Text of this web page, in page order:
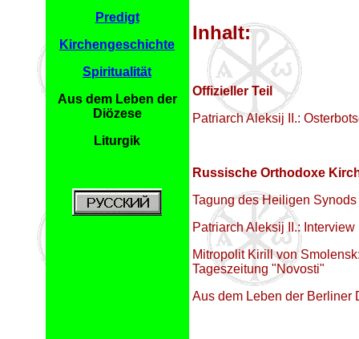
Predigt
Kirchengeschichte
Spiritualität
Aus dem Leben der
Diözese
Liturgik
Inhalt:
Offizieller Teil
Patriarch Aleksij II.:
Russische Orthodoxe
Tagung des Heiligen Synods
Patriarch Aleksij II.:
Mitropolit Kirill von
Tageszeitung "Novosti"
Aus dem Leben der Berliner